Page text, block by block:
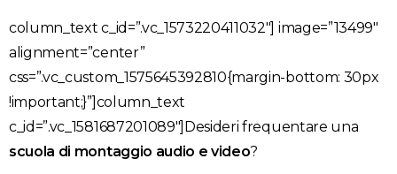
column_text c_id=”.vc_1573220411032″] image=”13499″
alignment=”center”
css=”.vc_custom_1575645392810{margin-bottom: 30px
!important;}”]column_text
c_id=”.vc_1581687201089″]Desideri frequentare una
scuola di montaggio audio e video?